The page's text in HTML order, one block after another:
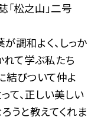
「松之山」二号
調和よく、しっか
れて学ぶ私たち
結びついて仲よ
て、正しい美しい
うと教えてくれま